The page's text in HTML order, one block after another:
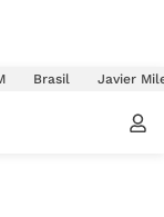
Brasil Javier